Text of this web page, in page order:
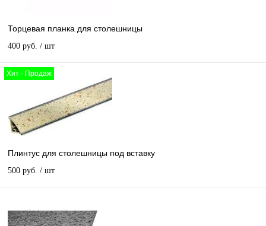
Торцевая планка для столешницы
400 руб. / шт
Хит - Продаж
Плинтус для столешницы под вставку
500 руб. / шт